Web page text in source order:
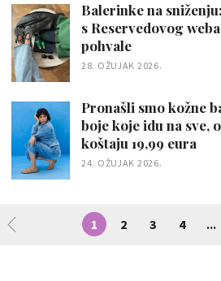
Balerinke na
s Reservedovog
pohvale
28. OŽUJAK 2026.
Pronašli smo kožne
boje koje idu na sve,
koštaju 19,99 eura
24. OŽUJAK 2026.
1 2 3 4 ...